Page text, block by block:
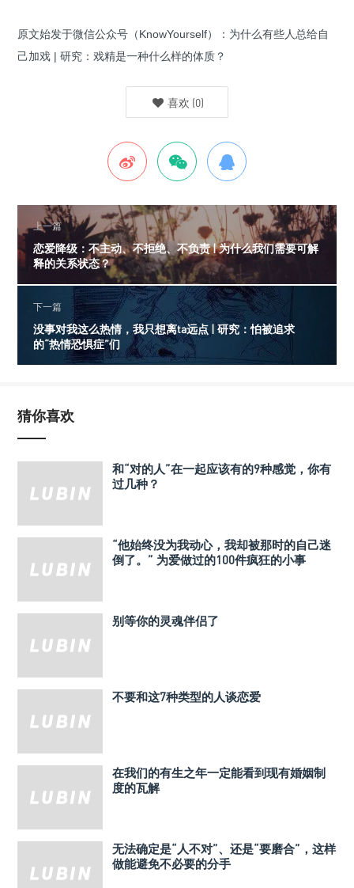
原文始发于微信公众号（KnowYourself）：为什么有些人总给自
己加戏 | 研究：戏精是一种什么样的体质？
喜欢 (0)
上一篇
恋爱降级：不主动、不拒绝、不负责 | 为什么我们需要可解
释的关系状态？
下一篇
没事对我这么热情，我只想离ta远点 | 研究：怕被追求
的“热情恐惧症”们
猜你喜欢
和“对的人”在一起应该有的9种感觉，你有
过几种？
“他始终没为我动心，我却被那时的自己迷
倒了。” 为爱做过的100件疯狂的小事
别等你的灵魂伴侣了
不要和这7种类型的人谈恋爱
在我们的有生之年一定能看到现有婚姻制
度的瓦解
无法确定是“人不对”、还是“要磨合”，这样
做能避免不必要的分手